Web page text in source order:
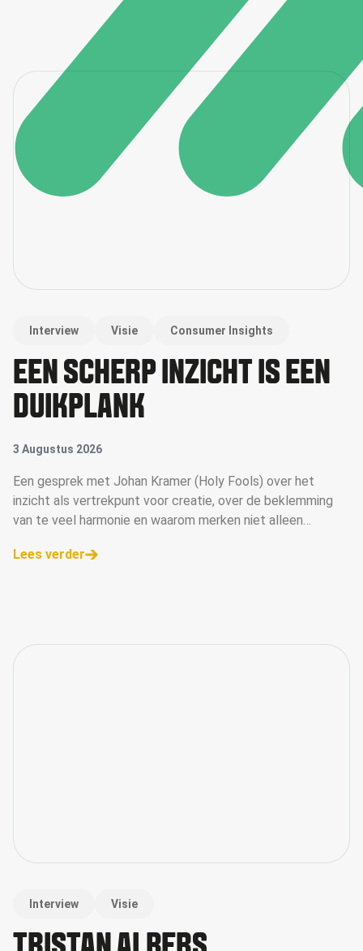
Interview Visie Consumer Insights
EEN SCHERP INZICHT IS EEN
DUIKPLANK
3 Augustus 2026
Een gesprek met Johan Kramer (Holy Fools) over het
inzicht als vertrekpunt voor creatie, over de beklemming
van te veel harmonie en waarom merken niet alleen
Lees verder
Interview Visie